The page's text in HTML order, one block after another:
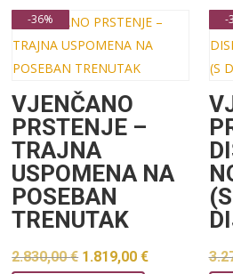
2.337,00 €.
-36%
VJENČANO
PRSTENJE –
TRAJNA
USPOMENA NA
POSEBAN
TRENUTAK
2.830,00€ Izvorna
1.819,00€
Trenutna
-
(S